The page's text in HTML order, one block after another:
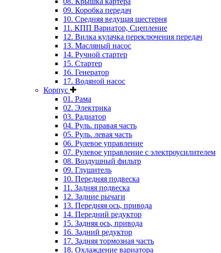
09. Коробка передач
10. Средняя ведущая шестерня
11. КПП Вариатор, Сцепление
12. Вилка кулачка переключения передач
13. Масляный насос
14. Ручной стартер
15. Стартер
16. Генератор
17. Водяной насос
Корпус
01. Рама
02. Электрика
03. Радиатор
04. Руль. правая часть
05. Руль. левая часть
06. Рулевое управление
07. Рулевое управление с электроусилителем
08. Воздушный фильтр
09. Глушитель
10. Передняя подвеска
11. Задняя подвеска
12. Задние рычаги
13. Передняя ось, привода
14. Передний редуктор
15. Задняя ось, привода
16. Задний редуктор
17. Задняя тормозная часть
18. Охлаждение вариатора